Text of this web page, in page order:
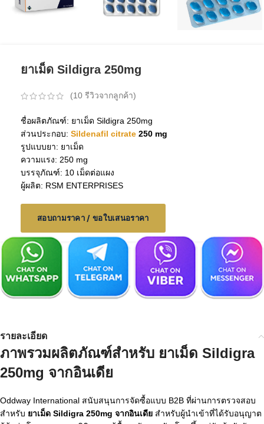
ยาเม็ด Sildigra 250mg
(10 รีวิวจากลูกค้า)
ชื่อผลิตภัณฑ์: ยาเม็ด Sildigra 250mg
ส่วนประกอบ: Sildenafil citrate 250 mg
รูปแบบยา: ยาเม็ด
ความแรง: 250 mg
บรรจุภัณฑ์: 10 เม็ดต่อแผง
ผู้ผลิต: RSM ENTERPRISES
สอบถามราคา / ขอใบเสนอราคา
รายละเอียด
ภาพรวมผลิตภัณฑ์สำหรับ ยาเม็ด Sildigra
250mg จากอินเดีย
Oddway International สนับสนุนการจัดซื้อแบบ B2B ที่ผ่านการตรวจสอบ
สำหรับ ยาเม็ด Sildigra 250mg จากอินเดีย สำหรับผู้นำเข้าที่ได้รับอนุญาต